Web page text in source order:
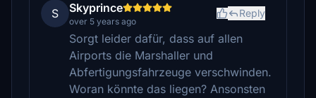
S Skyprince
over 5 years ago
Reply
Sorgt leider dafür, dass auf allen
Airports die Marshaller und
Abfertigungsfahrzeuge verschwinden.
Woran könnte das liegen? Ansonsten